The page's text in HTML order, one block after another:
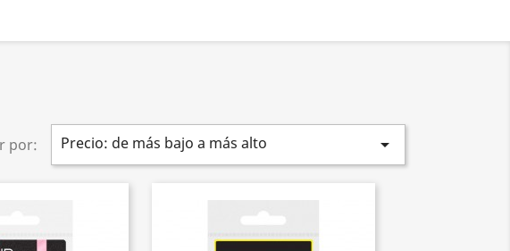
por: Precio: de más bajo a más alto 